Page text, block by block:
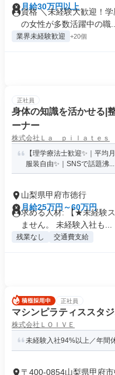
月給30万円以上
資格 ＼未経験大歓迎！
の女性が多数活躍中の職...
業界未経験歓迎 +20個
正社員
身体の知識を活かせる|
ーナー
株式会社Ｌａ ｐｉｌａｔｅｓ
【理学療法士歓迎✨｜平均
服装自由✨｜SNSで話題沸...
山梨県甲府市徳行
月給25万円～60万円
求める人材: 【★未経験
ません。 未経験入社も...
残業なし 交通費支給
正社員
マシンピラティススタ
株式会社ＬＯＩＶＥ
未経験入社94%以上／年間
〒400-0854山梨県甲府